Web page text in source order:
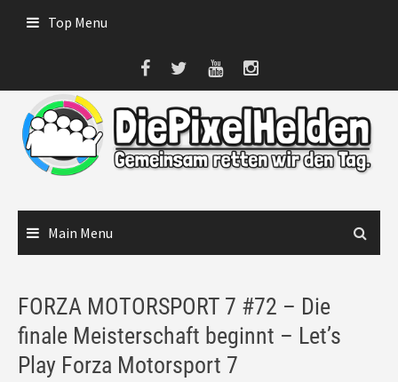
Top Menu
Main Menu
FORZA MOTORSPORT 7 #72 – Die
finale Meisterschaft beginnt – Let’s
Play Forza Motorsport 7